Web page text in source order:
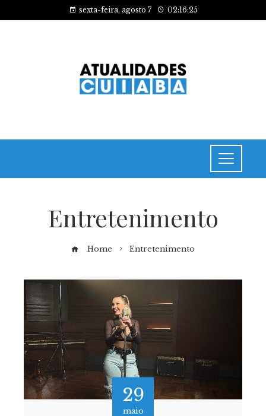
sexta-feira, agosto 7 02:16:26
Entretenimento
Home Entretenimento
29
maio